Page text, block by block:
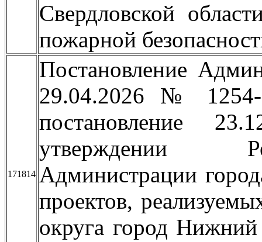
Свердловской
пожарной
171814
Постановление
29.04.2026 №
постановление
утверждении
Администрации
проектов,
округа город